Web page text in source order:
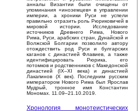
анналы Византии были очищены от
упоминания «иноземцев» в управлении
империи, а хроники Руси не успели
правильно отразить роль Рюриковичей в
мировой истории. Исследование
источников Древнего Рима, Нового
Рима, Руси, арабских стран, Дунайской и
Волжской Болгарии позволило автору
отождествить род Руси и булгарских
каганов с династией Флавиев, а также
идентифицировать Рюрика, его
потомков и родственников с Македонской
династией (IX–XI века) и династией
Лакапинов (X век). Последним русским
императором Нового Рима был Ярослав
Мудрый, тронное имя Константин
Мономах. 11.09–21.10.2019.
Хронология монотеистических